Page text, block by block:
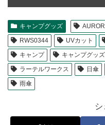
キャンプグッズ
RWS0344
UVカット
キャンプ
キャンプグッズ
ラーテルワークス
日傘
雨傘
シ